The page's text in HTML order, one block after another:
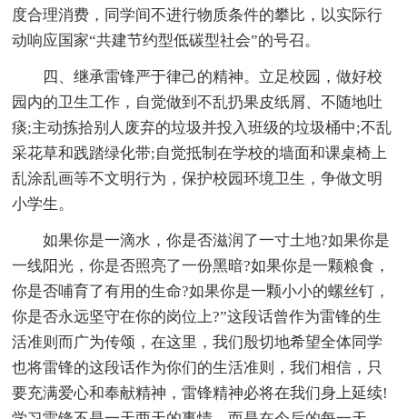
度合理消费，同学间不进行物质条件的攀比，以实际行
动响应国家“共建节约型低碳型社会”的号召。
四、继承雷锋严于律己的精神。立足校园，做好校
园内的卫生工作，自觉做到不乱扔果皮纸屑、不随地吐
痰;主动拣拾别人废弃的垃圾并投入班级的垃圾桶中;不乱
采花草和践踏绿化带;自觉抵制在学校的墙面和课桌椅上
乱涂乱画等不文明行为，保护校园环境卫生，争做文明
小学生。
如果你是一滴水，你是否滋润了一寸土地?如果你是
一线阳光，你是否照亮了一份黑暗?如果你是一颗粮食，
你是否哺育了有用的生命?如果你是一颗小小的螺丝钉，
你是否永远坚守在你的岗位上?”这段话曾作为雷锋的生
活准则而广为传颂，在这里，我们殷切地希望全体同学
也将雷锋的这段话作为你们的生活准则，我们相信，只
要充满爱心和奉献精神，雷锋精神必将在我们身上延续!